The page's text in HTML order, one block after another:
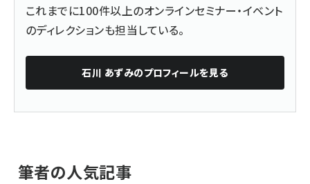
これまでに100件以上のオンラインセミナー・イベント
のディレクションも担当している。
石川 あずみのプロフィールを見る
筆者の人気記事